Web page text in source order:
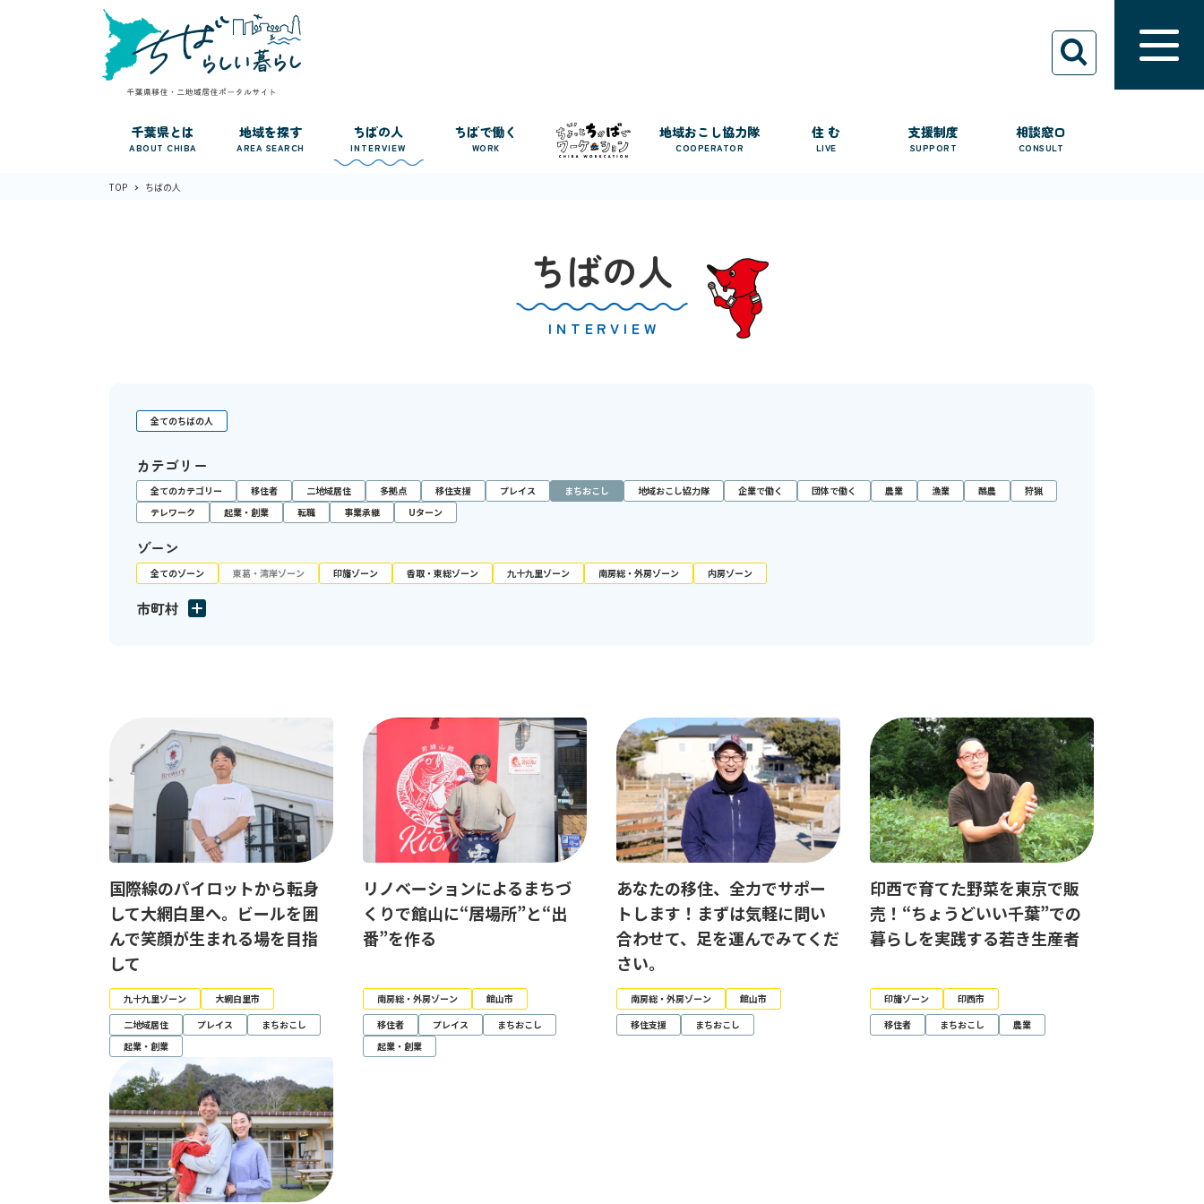
千葉県とは
ABOUT CHIBA
地域を探す
AREA SEARCH
ちばの人
INTERVIEW
ちばで働く
WORK
地域おこし協力隊
COOPERATOR
住 む
LIVE
支援制度
SUPPORT
相談窓口
CONSULT
TOP ちばの人
ちばの人
INTERVIEW
全てのちばの人
カテゴリー
全てのカテゴリー 移住者 二地域居住 多拠点 移住支援 プレイス まちおこし 地域おこし協力隊 企業で働く 団体で働く 農業 漁業 酪農
狩猟
テレワーク
起業・創業 転職 事業承継 Uターン
ゾーン
全てのゾーン 東葛・湾岸ゾーン 印旛ゾーン 香取・東総ゾーン 九十九里ゾーン 南房総・外房ゾーン 内房ゾーン
市町村
国際線のパイロットから転身
して大網白里へ。ビールを囲
んで笑顔が生まれる場を目指
して
九十九里ゾーン
大網白里市
二地域居住
プレイス
まちおこし
起業・創業
リノベーションによるまちづ
くりで館山に“居場所”と“出
番”を作る
南房総・外房ゾーン
館山市
移住者
プレイス
まちおこし
起業・創業
あなたの移住、全力でサポー
トします！まずは気軽に問い
合わせて、足を運んでみてくだ
さい。
南房総・外房ゾーン
館山市
移住支援
まちおこし
印西で育てた野菜を東京で販
売！“ちょうどいい千葉”での
暮らしを実践する若き生産者
印旛ゾーン
印西市
移住者
まちおこし 農業